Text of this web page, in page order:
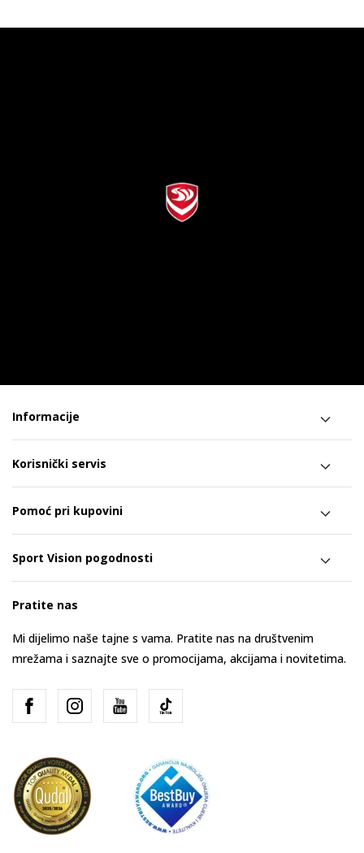
Informacije
Korisnički servis
Pomoć pri kupovini
Sport Vision pogodnosti
Pratite nas
Mi dijelimo naše tajne s vama. Pratite nas na društvenim
mrežama i saznajte sve o promocijama, akcijama i novitetima.